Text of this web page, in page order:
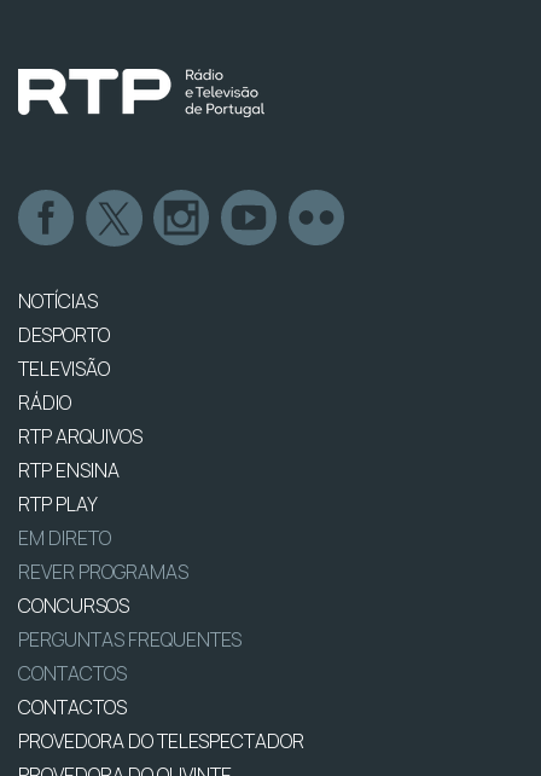
NOTÍCIAS
DESPORTO
TELEVISÃO
RÁDIO
RTP ARQUIVOS
RTP ENSINA
RTP PLAY
EM DIRETO
REVER PROGRAMAS
CONCURSOS
PERGUNTAS FREQUENTES
CONTACTOS
CONTACTOS
PROVEDORA DO TELESPECTADOR